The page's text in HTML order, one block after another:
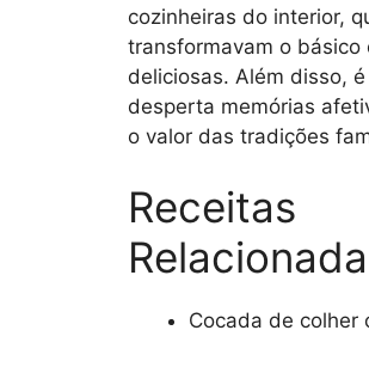
cozinheiras do interior,
transformavam o básico
deliciosas. Além disso,
desperta memórias
o valor das tradições
Receitas
Cocada de colher